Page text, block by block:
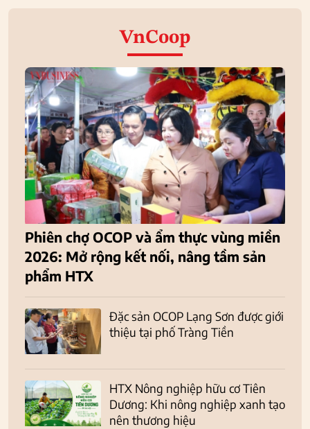
VnCoop
Phiên chợ OCOP và ẩm thực vùng miền
2026: Mở rộng kết nối, nâng tầm sản
phẩm HTX
Đặc sản OCOP Lạng Sơn được giới
thiệu tại phố Tràng Tiền
HTX Nông nghiệp hữu cơ Tiên
Dương: Khi nông nghiệp xanh tạo
nên thương hiệu